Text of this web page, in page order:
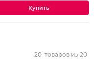
20 товаров из 20